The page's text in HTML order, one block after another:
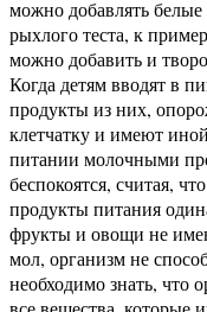
можно добавлять
рыхлого теста, к
можно добавить и
Когда детям вводят в
продукты из них,
клетчатку и имеют
питании молочными
беспокоятся, считая,
продукты питания
фрукты и овощи не
мол, организм не
необходимо знать, что